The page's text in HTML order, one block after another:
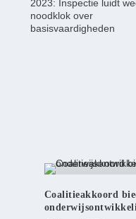
2023: Inspectie luidt
noodklok over
basisvaardigheden
Coalitieakkoord